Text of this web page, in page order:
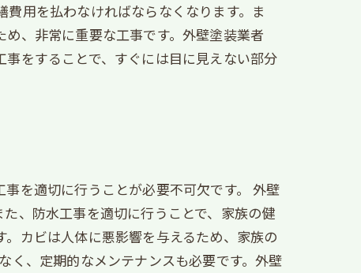
用を払わなければならなくなります。ま
、非常に重要な工事です。外壁塗装業者
をすることで、すぐには目に見えない部分
を適切に行うことが必要不可欠です。 外壁
、防水工事を適切に行うことで、家族の健
カビは人体に悪影響を与えるため、家族の
く、定期的なメンテナンスも必要です。外壁